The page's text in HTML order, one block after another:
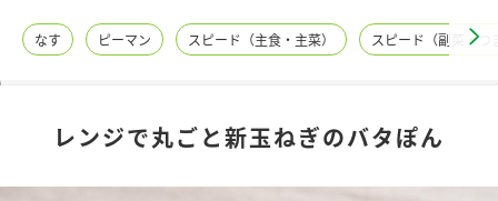
レシピ名特集
商品情報
なす ピーマン スピード（主食・主菜） スピード（副菜・つ
レンジで丸ごと新玉ねぎのバタぽん